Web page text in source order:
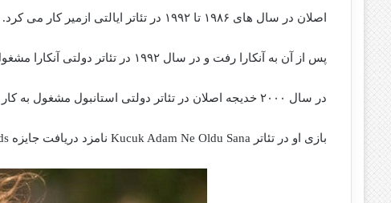
اصلان در سال های ۱۹۸۶ تا ۱۹۹۲ در تئاتر ایالتی ازمیر کار می کرد.
پس از آن به آنکارا رفت و در سال ۱۹۹۲ در تئاتر دولتی آنکارا مشغول به کار شد.
در سال ۲۰۰۰ خدیجه اصلان در تئاتر دولتی استانبول مشغول به کار شد.
بازی او در تئاتر Kucuk Adam Ne Oldu Sana نامزد دریافت جایزه Afife Jale Awards شد.